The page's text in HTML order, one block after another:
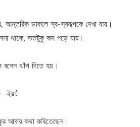
আন্তরিক ডাকলে স্ব-স্বরূপকে দেখা যায়।
থাকে, ততটুকু কম পড়ে যায়।
ঝাঁপ দিতে হয়।
আবার কথা কহিতেছেন।